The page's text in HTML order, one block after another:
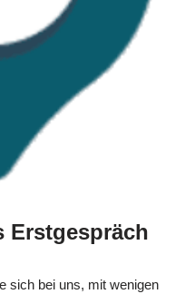
Erstgespräch
sich bei uns, mit wenigen